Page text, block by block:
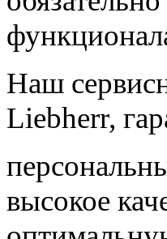
Наш
Liebherr,
высокое